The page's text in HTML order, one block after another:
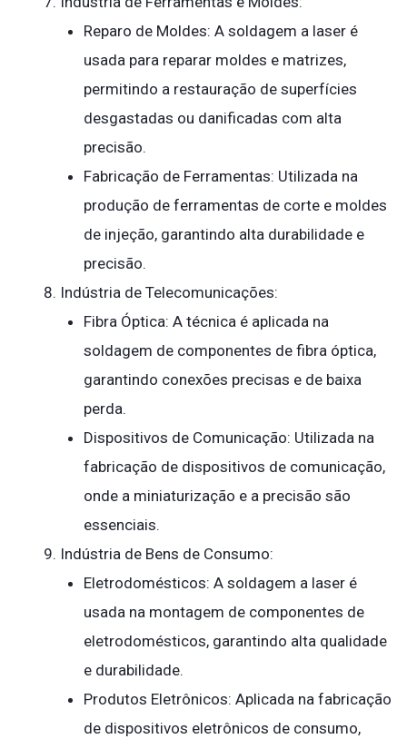
Reparo de Moldes: A soldagem a laser é
usada para reparar moldes e matrizes,
permitindo a restauração de superfícies
desgastadas ou danificadas com alta
precisão.
Fabricação de Ferramentas: Utilizada na
produção de ferramentas de corte e moldes
de injeção, garantindo alta durabilidade e
precisão.
Indústria de Telecomunicações:
Fibra Óptica: A técnica é aplicada na
soldagem de componentes de fibra óptica,
garantindo conexões precisas e de baixa
perda.
Dispositivos de Comunicação: Utilizada na
fabricação de dispositivos de comunicação,
onde a miniaturização e a precisão são
essenciais.
Indústria de Bens de Consumo:
Eletrodomésticos: A soldagem a laser é
usada na montagem de componentes de
eletrodomésticos, garantindo alta qualidade
e durabilidade.
Produtos Eletrônicos: Aplicada na fabricação
de dispositivos eletrônicos de consumo,